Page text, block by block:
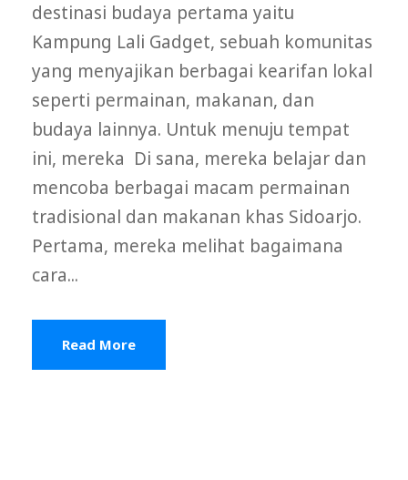
destinasi budaya pertama yaitu
Kampung Lali Gadget, sebuah komunitas
yang menyajikan berbagai kearifan lokal
seperti permainan, makanan, dan
budaya lainnya. Untuk menuju tempat
ini, mereka Di sana, mereka belajar dan
mencoba berbagai macam permainan
tradisional dan makanan khas Sidoarjo.
Pertama, mereka melihat bagaimana
cara...
Read More